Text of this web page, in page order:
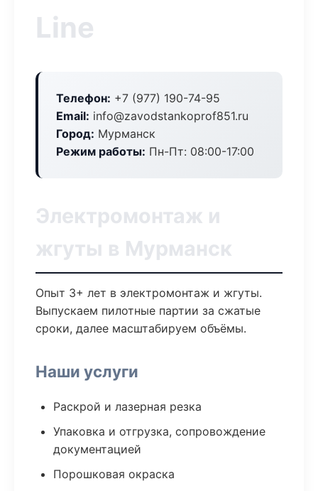
Line
Телефон: +7 (977) 190-74-95
Email: info@zavodstankoprof851.ru
Город: Мурманск
Режим работы: Пн-Пт: 08:00-17:00
Электромонтаж и
жгуты в Мурманск
Опыт 3+ лет в электромонтаж и жгуты.
Выпускаем пилотные партии за сжатые
сроки, далее масштабируем объёмы.
Наши услуги
Раскрой и лазерная резка
Упаковка и отгрузка, сопровождение
документацией
Порошковая окраска